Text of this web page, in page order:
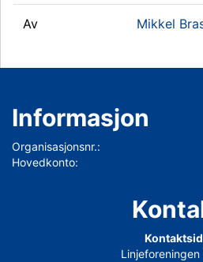
Av Mikkel
Informasjon
Organisasjonsnr.:
Hovedkonto:
Linjeforeningen